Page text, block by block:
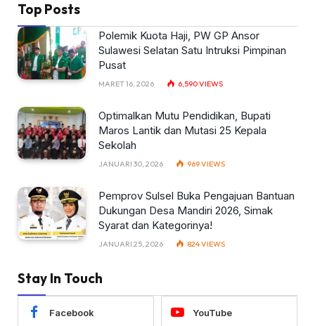
Top Posts
Polemik Kuota Haji, PW GP Ansor
Sulawesi Selatan Satu Intruksi Pimpinan
Pusat
MARET 16, 2026 6,590VIEWS
Optimalkan Mutu Pendidikan, Bupati
Maros Lantik dan Mutasi 25 Kepala
Sekolah
JANUARI 30, 2026 969VIEWS
Pemprov Sulsel Buka Pengajuan Bantuan
Dukungan Desa Mandiri 2026, Simak
Syarat dan Kategorinya!
JANUARI 25, 2026 824VIEWS
Stay In Touch
Facebook YouTube